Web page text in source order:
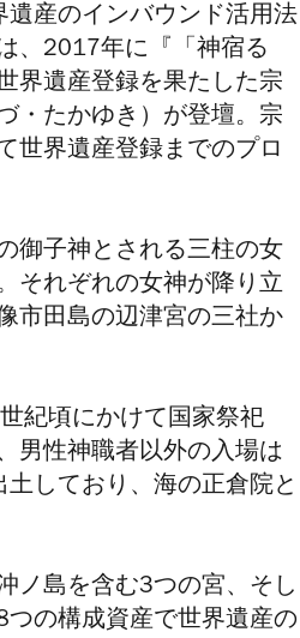
産のインバウンド活用法
、2017年に『「神宿る
界遺産登録を果たした宗
・たかゆき）が登壇。宗
世界遺産登録までのプロ
御子神とされる三柱の女
それぞれの女神が降り立
市田島の辺津宮の三社か
紀頃にかけて国家祭祀
男性神職者以外の入場は
しており、海の正倉院と
ノ島を含む3つの宮、そし
の構成資産で世界遺産の